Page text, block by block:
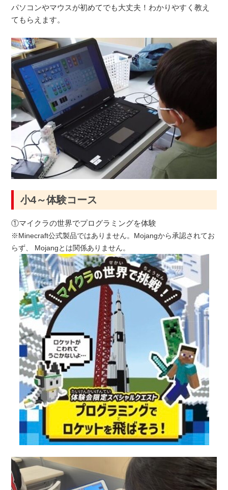
パソコンやマウスが初めてでも大丈夫！わかりやすく教え
てもらえます。
小4～体験コース
①マイクラの世界でプログラミングを体験
※Minecraft公式製品ではありません。Mojangから承認されてお
らず、 Mojangとは関係ありません。